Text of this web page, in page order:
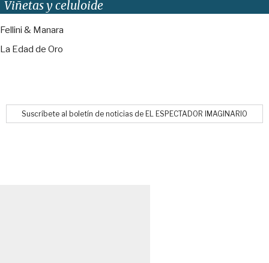
Viñetas y celuloide
Fellini & Manara
La Edad de Oro
Suscríbete al boletín de noticias de EL ESPECTADOR IMAGINARIO